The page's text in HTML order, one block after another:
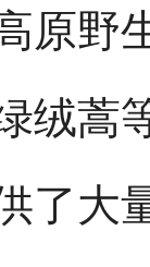
原野
绒蒿
了大